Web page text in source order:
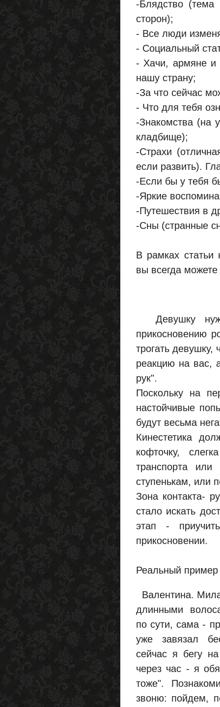
-Блядство (тема
сторон);
- Все люди
- Социальный
- Хачи, армяне и
нашу страну;
-За что сейчас
- Что для тебя
-Знакомства (на
кладбище);
-Страхи
если развить).
-Если бы у тебя
-Яркие
-Путешествия в
-Сны (странные
В рамках
вы всегда
Девушку
прикосновению
трогать
реакцию на вас,
рук".
Поскольку на
настойчивые
будут весьма
Кинестетика
кофточку,
транспорта
ступенькам, или
Зона контакта-
стало искать
этап -
прикосновении.
Реальный пример
Валентина.
длинными
по сути, сама -
уже завязал
сейчас я бегу
через час - я
тоже".
звоню: пойдем,